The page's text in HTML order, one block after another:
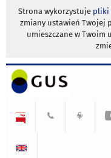
Strona wykorzystuje pliki
zmiany ustawień Twojej
umieszczane w Twoim